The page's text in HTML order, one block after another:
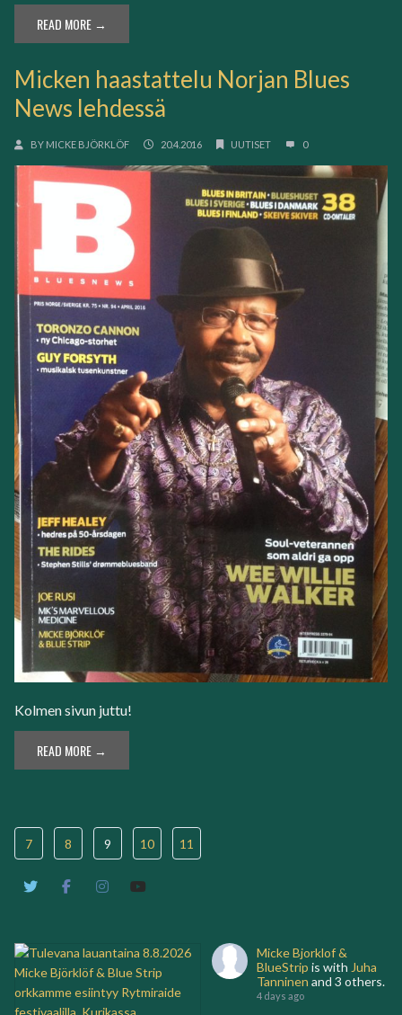
READ MORE →
Micken haastattelu Norjan Blues
News lehdessä
BY MICKE BJÖRKLÖF 20.4.2016 UUTISET 0
Kolmen sivun juttu!
READ MORE →
7 8 9 10 11
Micke Bjorklof &
BlueStrip is with Juha
Tanninen and 3 others.
4 days ago